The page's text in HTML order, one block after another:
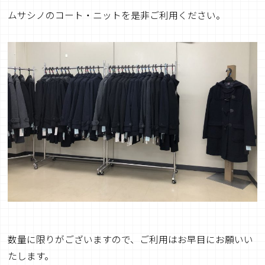
ムサシノのコート・ニットを是非ご利用ください。
数量に限りがございますので、ご利用はお早目にお願いい
たします。